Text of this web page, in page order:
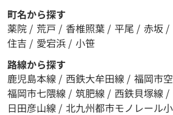
町名から探す
薬院 / 荒戸 / 香椎照葉 / 平尾 / 赤坂 /
住吉 / 愛宕浜 / 小笹
路線から探す
鹿児島本線 / 西鉄大牟田線 / 福岡市
福岡市七隈線 / 筑肥線 / 西鉄貝塚線 /
日田彦山線 / 北九州都市モノレール